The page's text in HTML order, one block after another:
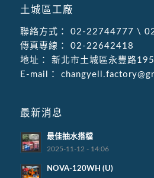
土城區工廠
聯絡方式： 02-22744777 \
傳真專線：
02-22642418
地址：
新北市土城區永豐路
E-mail：
最新消息
最佳抽水搭檔
2025-11-12 - 14:06
NOVA-120WH (U)